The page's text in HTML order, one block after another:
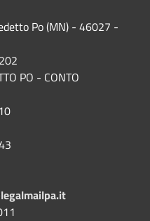
Po (MN) - 46027 -
PO - CONTO